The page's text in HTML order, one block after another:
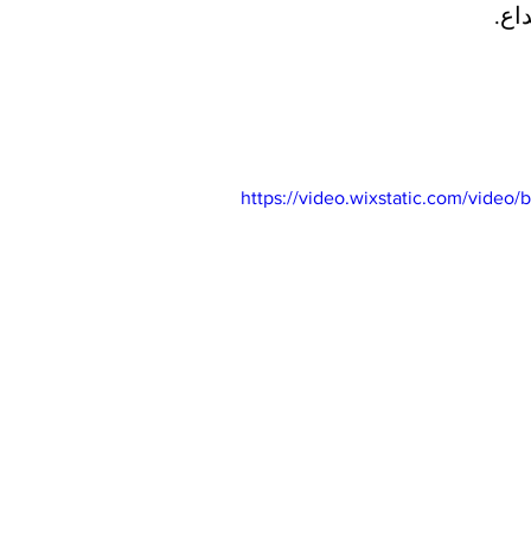
https://video.wixstatic.com/video/